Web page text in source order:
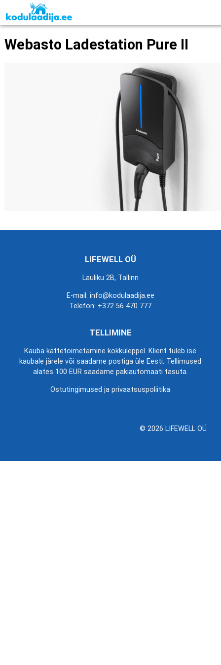
Webasto Ladestation Pure II
LIFEWELL OÜ
Lauliku 2B, Tallinn
E-mail: info@kodulaadija.ee
Telefon: +372 56 470 777
TELLIMINE
Kauba kättetoimetamine kokkuleppel. Klient tuleb ise
kaubale järele või saadame postiga üle Eesti. Tellimused
alates 100 EUR saadame pakiautomaati tasuta.
Ostutingimused ja privaatsuspoliitika
© 2026 LIFEWELL OÜ